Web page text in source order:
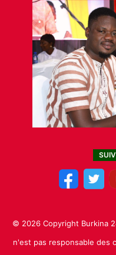
© 2026 Copyright Burkina
n'est pas responsable des